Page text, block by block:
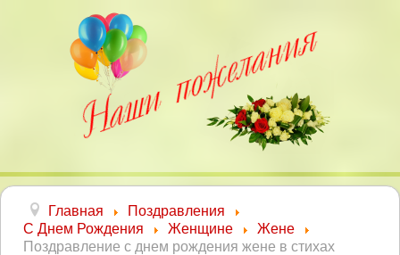
Главная
Поздравления
С Днем Рождения
Женщине
Жене
Поздравление с днем рождения жене в стихах